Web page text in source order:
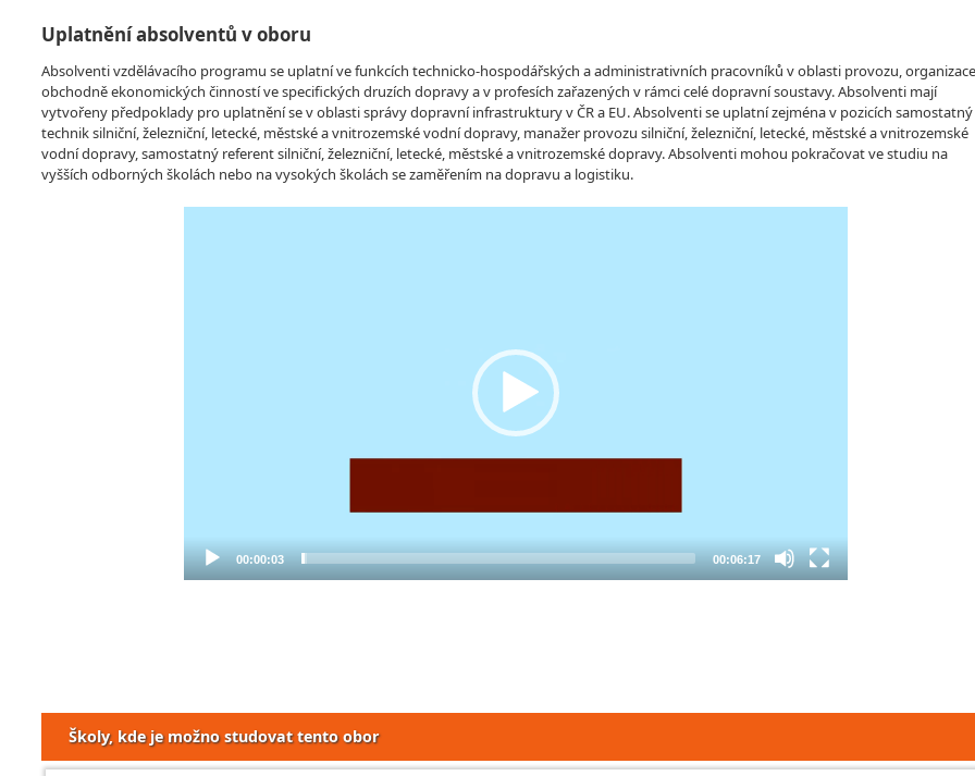
Uplatnění absolventů v oboru
Absolventi vzdělávacího programu se uplatní ve funkcích technicko-hospodářských a administrativních pracovníků v oblasti provozu,
obchodně ekonomických činností ve specifických druzích dopravy a v profesích zařazených v rámci celé dopravní soustavy. Absolventi mají
vytvořeny předpoklady pro uplatnění se v oblasti správy dopravní infrastruktury v ČR a EU. Absolventi se uplatní zejména v pozicích samostatný
technik silniční, železniční, letecké, městské a vnitrozemské vodní dopravy, manažer provozu silniční, železniční, letecké, městské a vnitrozemské
vodní dopravy, samostatný referent silniční, železniční, letecké, městské a vnitrozemské dopravy. Absolventi mohou pokračovat ve studiu na
vyšších odborných školách nebo na vysokých školách se zaměřením na dopravu a logistiku.
00:00:03 00:06:17
Školy, kde je možno studovat tento obor